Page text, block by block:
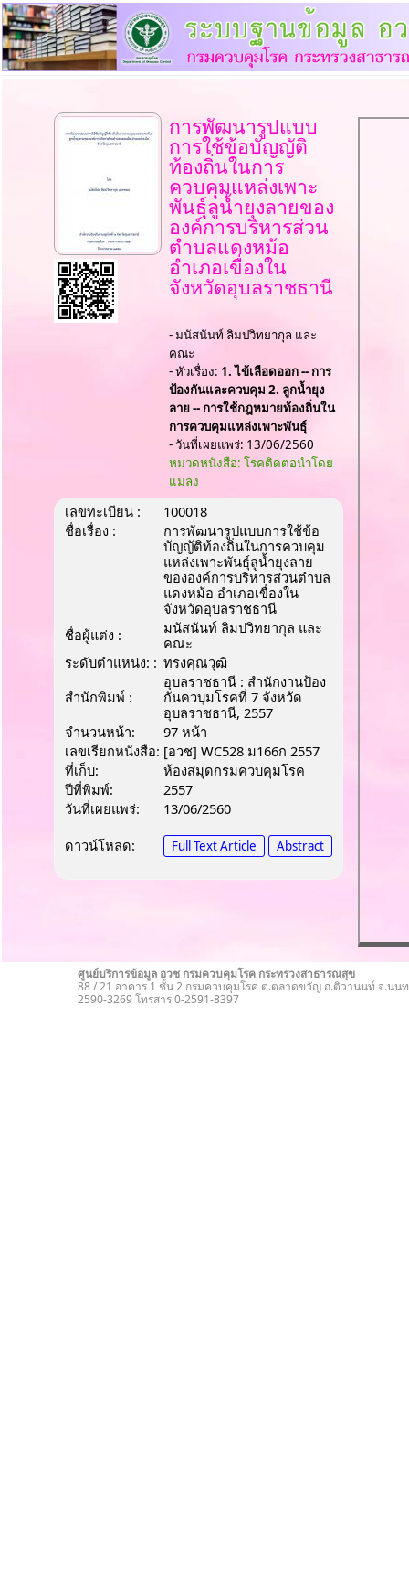
การพัฒนารูปแบบ
การใช้ข้อบัญญัติ
ท้องถิ่นในการ
ควบคุมแหล่งเพาะ
พันธ์ุลูน้ำยุงลายของ
องค์การบริหารส่วน
ตำบลแดงหม้อ
อำเภอเขื่องใน
จังหวัดอุบลราชธานี
- มนัสนันท์ ลิมปวิทยากุล และ
คณะ
- หัวเรื่อง: 1. ไข้เลือดออก -- การ
ป้องกันและควบคุม 2. ลูกน้ำยุง
ลาย -- การใช้กฎหมายท้องถิ่นใน
การควบคุมแหล่งเพาะพันธ์ุ
- วันที่เผยแพร่: 13/06/2560
หมวดหนังสือ: โรคติดต่อนำโดย
แมลง
เลขทะเบียน :
100018
ชื่อเรื่อง :
การพัฒนารูปแบบการใช้ข้อ
บัญญัติท้องถิ่นในการควบคุม
แหล่งเพาะพันธ์ุลูน้ำยุงลาย
ขององค์การบริหารส่วนตำบล
แดงหม้อ อำเภอเขื่องใน
จังหวัดอุบลราชธานี
ชื่อผู้แต่ง :
มนัสนันท์ ลิมปวิทยากุล และ
คณะ
ระดับตำแหน่ง: : ทรงคุณวุฒิ
สำนักพิมพ์ :
อุบลราชธานี : สำนักงานป้อง
กันควบุมโรคที่ 7 จังหวัด
อุบลราชธานี, 2557
จำนวนหน้า:
97 หน้า
เลขเรียกหนังสือ: [อวช] WC528 ม166ก 2557
ที่เก็บ:
ห้องสมุดกรมควบคุมโรค
ปีที่พิมพ์:
2557
วันที่เผยแพร่:
13/06/2560
ดาวน์โหลด:
Full Text Article Abstract
ศูนย์บริการข้อมูล อวช กรมควบคุมโรค กระทรวงสาธารณสุข
88 / 21 อาคาร 1 ชั้น 2 กรมควบคุมโรค ต.ตลาดขวัญ ถ.ติวานนท์ จ.นน
2590-3269 โทรสาร 0-2591-8397